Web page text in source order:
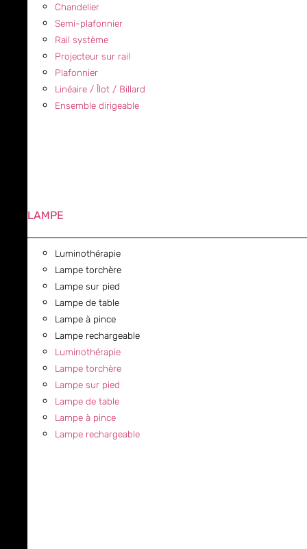
Chandelier
Semi-plafonnier
Rail système
Projecteur sur rail
Plafonnier
Linéaire / Îlot / Billard
Ensemble dirigeable
LAMPE
Luminothérapie
Lampe torchère
Lampe sur pied
Lampe de table
Lampe à pince
Lampe rechargeable
Luminothérapie
Lampe torchère
Lampe sur pied
Lampe de table
Lampe à pince
Lampe rechargeable